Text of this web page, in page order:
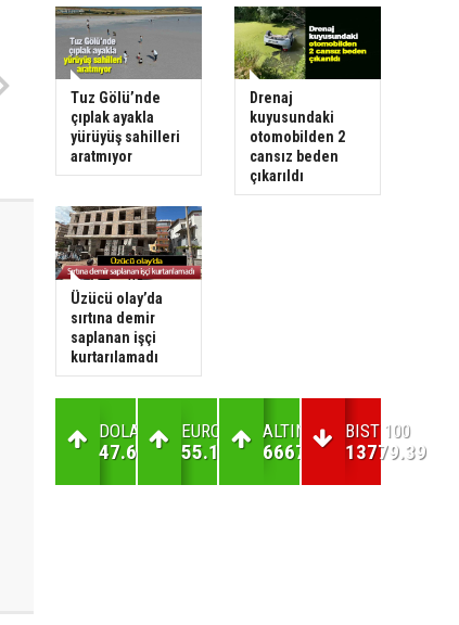
Tuz Gölü’nde
çıplak ayakla
yürüyüş sahilleri
aratmıyor
Drenaj
kuyusundaki
otomobilden 2
cansız beden
çıkarıldı
Üzücü olay’da
sırtına demir
saplanan işçi
kurtarılamadı
DOLAR
47.69
EURO
55.18
ALTIN
6667.46
BIST 100
13779.39